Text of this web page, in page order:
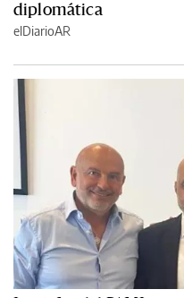
diplomática
elDiarioAR